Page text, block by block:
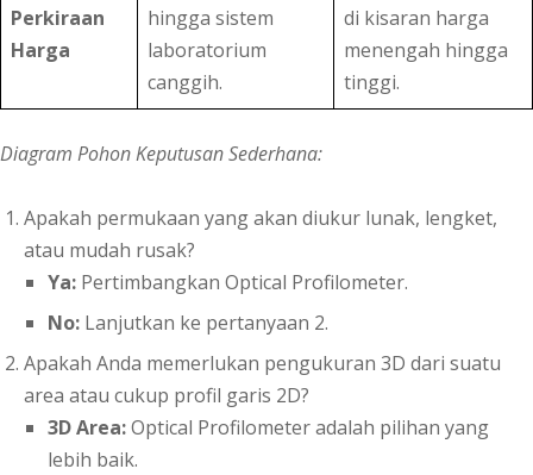
Perkiraan
Harga
hingga sistem
laboratorium
canggih.
di kisaran harga
menengah hingga
tinggi.
Diagram Pohon Keputusan Sederhana:
Apakah permukaan yang akan diukur lunak, lengket,
atau mudah rusak?
Ya: Pertimbangkan Optical Profilometer.
No: Lanjutkan ke pertanyaan 2.
Apakah Anda memerlukan pengukuran 3D dari suatu
area atau cukup profil garis 2D?
3D Area:Optical Profilometer adalah pilihan yang
lebih baik.